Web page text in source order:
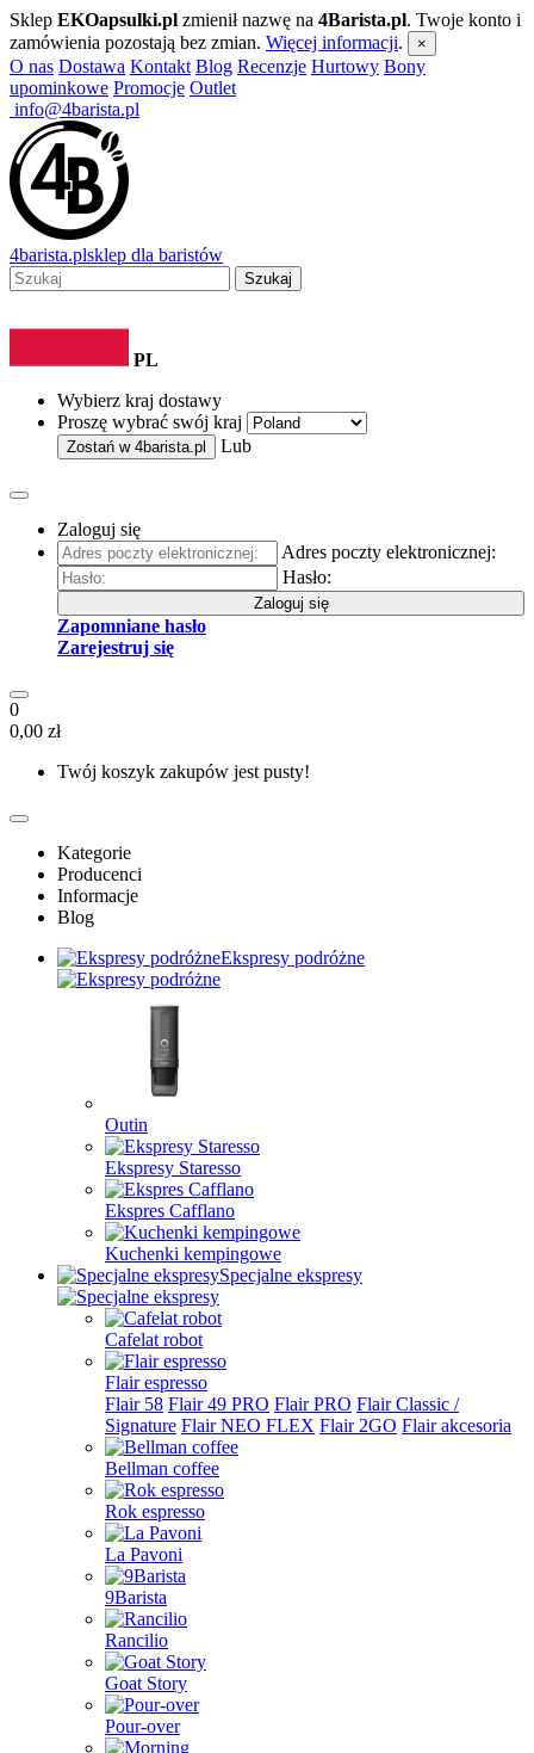
Sklep EKOapsulki.pl zmienił nazwę na 4Barista.pl. Twoje konto i
zamówienia pozostają bez zmian. Więcej informacji. ×
O nas Dostawa Kontakt Blog Recenzje Hurtowy Bony
upominkowe Promocje Outlet
info@4barista.pl
4barista.plsklep dla baristów
Szukaj
PL
Wybierz kraj dostawy
Proszę wybrać swój kraj
Zostań w 4barista.pl Lub
Zaloguj się
Adres poczty elektronicznej:
Hasło:
Zaloguj się
Zapomniane hasło
Zarejestruj się
0
0,00 zł
Twój koszyk zakupów jest pusty!
Kategorie
Producenci
Informacje
Blog
Ekspresy podróżne
Outin
Ekspresy Staresso
Ekspres Cafflano
Kuchenki kempingowe
Specjalne ekspresy
Cafelat robot
Flair espresso
Flair 58 Flair 49 PRO Flair PRO Flair Classic /
Signature Flair NEO FLEX Flair 2GO Flair akcesoria
Bellman coffee
Rok espresso
La Pavoni
9Barista
Rancilio
Goat Story
Pour-over